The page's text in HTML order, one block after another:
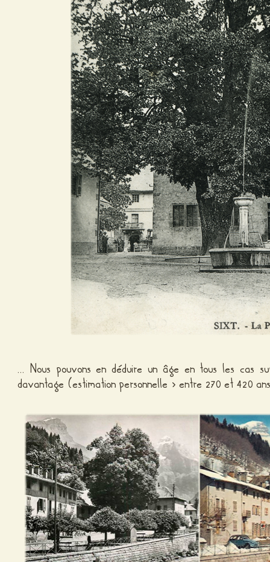
… Nous pouvons en déduire un âge en tous les cas
davantage (estimation personnelle > entre 270 et 420